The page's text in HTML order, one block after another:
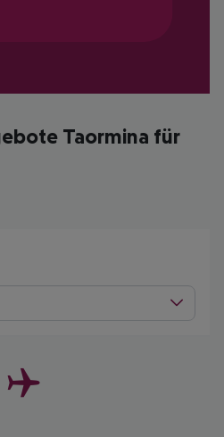
Taormina für